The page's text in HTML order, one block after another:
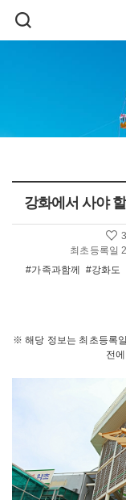
검
색
강화에서 사야
최초등록일
#가족과함께
#강화도
※ 해당 정보는 최초등록
전